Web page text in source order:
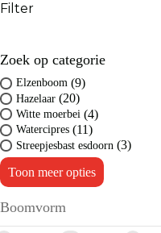
Filter
Zoek op categorie
Elzenboom (9)
Hazelaar (20)
Witte moerbei (4)
Watercipres (11)
Streepjesbast esdoorn (3)
Toon meer opties
Boomvorm